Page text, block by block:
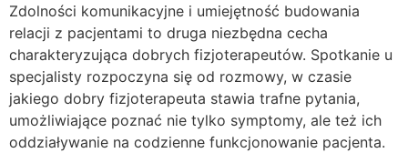
Zdolności komunikacyjne i umiejętność budowania
relacji z pacjentami to druga niezbędna cecha
charakteryzująca dobrych fizjoterapeutów. Spotkanie u
specjalisty rozpoczyna się od rozmowy, w czasie
jakiego dobry fizjoterapeuta stawia trafne pytania,
umożliwiające poznać nie tylko symptomy, ale też ich
oddziaływanie na codzienne funkcjonowanie pacjenta.